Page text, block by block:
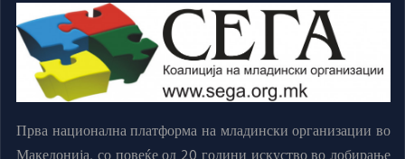
Прва национална платформа на младински организации во